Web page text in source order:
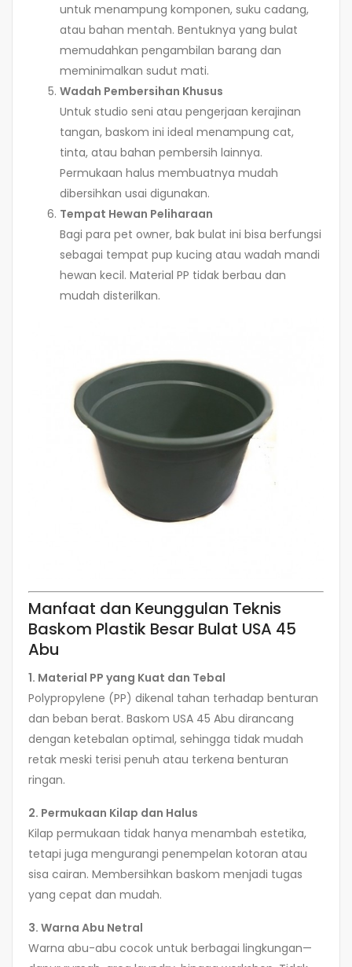
untuk menampung komponen, suku cadang,
atau bahan mentah. Bentuknya yang bulat
memudahkan pengambilan barang dan
meminimalkan sudut mati.
Wadah Pembersihan Khusus
Untuk studio seni atau pengerjaan kerajinan
tangan, baskom ini ideal menampung cat,
tinta, atau bahan pembersih lainnya.
Permukaan halus membuatnya mudah
dibersihkan usai digunakan.
Tempat Hewan Peliharaan
Bagi para pet owner, bak bulat ini bisa berfungsi
sebagai tempat pup kucing atau wadah mandi
hewan kecil. Material PP tidak berbau dan
mudah disterilkan.
Manfaat dan Keunggulan Teknis
Baskom Plastik Besar Bulat USA 45
Abu
1. Material PP yang Kuat dan Tebal
Polypropylene (PP) dikenal tahan terhadap benturan
dan beban berat. Baskom USA 45 Abu dirancang
dengan ketebalan optimal, sehingga tidak mudah
retak meski terisi penuh atau terkena benturan
ringan.
2. Permukaan Kilap dan Halus
Kilap permukaan tidak hanya menambah estetika,
tetapi juga mengurangi penempelan kotoran atau
sisa cairan. Membersihkan baskom menjadi tugas
yang cepat dan mudah.
3. Warna Abu Netral
Warna abu-abu cocok untuk berbagai lingkungan—